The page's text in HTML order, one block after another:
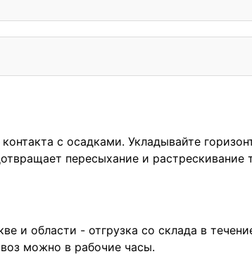
с осадками. Укладывайте
пересыхание и растрескивание
и области - отгрузка со склада в
можно в рабочие часы.